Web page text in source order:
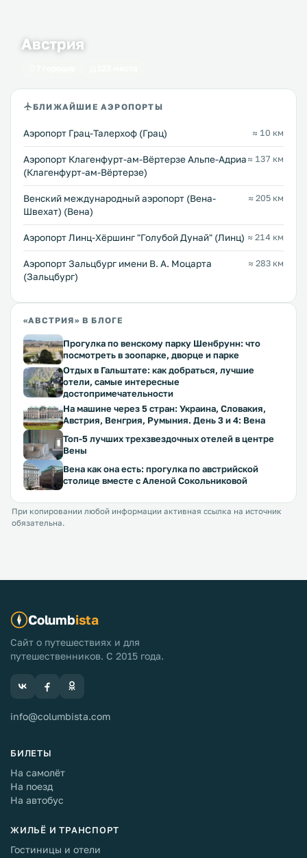
Австрия
БЛИЖАЙШИЕ АЭРОПОРТЫ
Аэропорт Грац-Талерхоф (Грац) ≈ 10 км
Аэропорт Клагенфурт-ам-Вёртерзе Альпе-Адриа
(Клагенфурт-ам-Вёртерзе)
≈ 137 км
Венский международный аэропорт (Вена-
Швехат) (Вена)
≈ 205 км
Аэропорт Линц-Хёршинг "Голубой Дунай" (Линц) ≈ 214 км
Аэропорт Зальцбург имени В. А. Моцарта
(Зальцбург)
≈ 283 км
«АВСТРИЯ» В БЛОГЕ
Прогулка по венскому парку Шенбрунн: что
посмотреть в зоопарке, дворце и парке
Отдых в Гальштате: как добраться, лучшие
отели, самые интересные
достопримечательности
На машине через 5 стран: Украина, Словакия,
Австрия, Венгрия, Румыния. День 3 и 4: Вена
Топ-5 лучших трехзвездочных отелей в центре
Вены
Вена как она есть: прогулка по австрийской
столице вместе с Аленой Сокольниковой
При копировании любой информации активная ссылка на источник
обязательна.
Columbista
Сайт о путешествиях и для
путешественников. С 2015 года.
info@columbista.com
БИЛЕТЫ
На самолёт
На поезд
На автобус
ЖИЛЬЁ И ТРАНСПОРТ
Гостиницы и отели